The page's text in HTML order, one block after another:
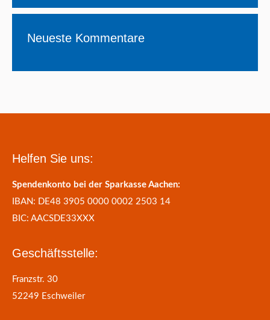
Neueste Kommentare
Helfen Sie uns:
Spendenkonto bei der Sparkasse Aachen:
IBAN: DE48 3905 0000 0002 2503 14
BIC: AACSDE33XXX
Geschäftsstelle:
Franzstr. 30
52249 Eschweiler